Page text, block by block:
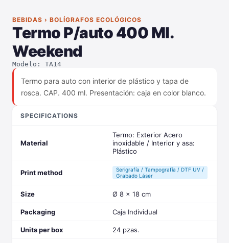
BEBIDAS › BOLÍGRAFOS ECOLÓGICOS
Termo P/auto 400 Ml.
Weekend
Modelo: TA14
Termo para auto con interior de plástico y tapa de
rosca. CAP. 400 ml. Presentación: caja en color blanco.
SPECIFICATIONS
Material
Termo: Exterior Acero
inoxidable / Interior y asa:
Plástico
Print method
Serigrafía / Tampografía / DTF UV /
Grabado Láser
Size Ø 8 x 18 cm
Packaging Caja Individual
Units per box 24 pzas.